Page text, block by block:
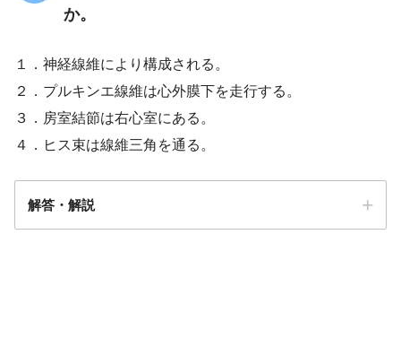
か。
１．神経線維により構成される。
２．プルキンエ線維は心外膜下を走行する。
３．房室結節は右心室にある。
４．ヒス束は線維三角を通る。
解答・解説